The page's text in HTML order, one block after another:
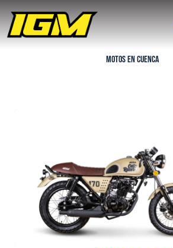
Motos en Cuenca